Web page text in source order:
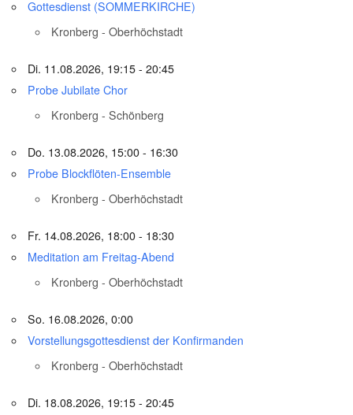
Gottesdienst (SOMMERKIRCHE)
Kronberg - Oberhöchstadt
Di. 11.08.2026, 19:15 - 20:45
Probe Jubilate Chor
Kronberg - Schönberg
Do. 13.08.2026, 15:00 - 16:30
Probe Blockflöten-Ensemble
Kronberg - Oberhöchstadt
Fr. 14.08.2026, 18:00 - 18:30
Meditation am Freitag-Abend
Kronberg - Oberhöchstadt
So. 16.08.2026, 0:00
Vorstellungsgottesdienst der Konfirmanden
Kronberg - Oberhöchstadt
Di. 18.08.2026, 19:15 - 20:45